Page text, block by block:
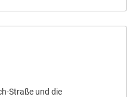
Straße und die